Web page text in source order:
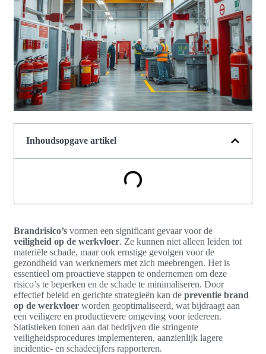
Inhoudsopgave artikel
Brandrisico’s vormen een significant gevaar voor de
veiligheid op de werkvloer. Ze kunnen niet alleen leiden tot
materiële schade, maar ook ernstige gevolgen voor de
gezondheid van werknemers met zich meebrengen. Het is
essentieel om proactieve stappen te ondernemen om deze
risico’s te beperken en de schade te minimaliseren. Door
effectief beleid en gerichte strategieën kan de preventie brand
op de werkvloer worden geoptimaliseerd, wat bijdraagt aan
een veiligere en productievere omgeving voor iedereen.
Statistieken tonen aan dat bedrijven die stringente
veiligheidsprocedures implementeren, aanzienlijk lagere
incidentie- en schadecijfers rapporteren.